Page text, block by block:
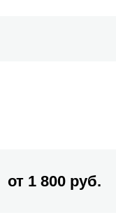
от 1 800 руб.